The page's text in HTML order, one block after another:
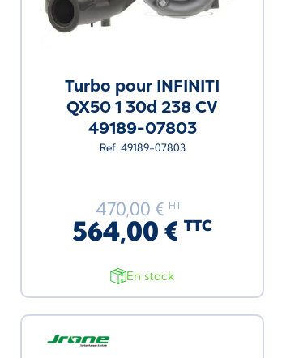
Turbo pour INFINITI
QX50 1 30d 238 CV
49189-07803
Ref. 49189-07803
470,00 € HT
564,00 € TTC
En stock